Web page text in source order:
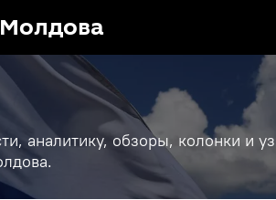
Молдова
аналитику, обзоры, колонки и